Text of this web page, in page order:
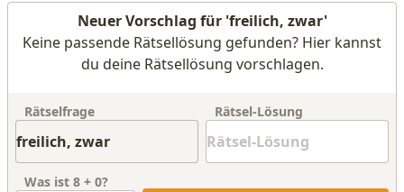
Neuer Vorschlag für 'freilich, zwar'
Keine passende Rätsellösung gefunden? Hier kannst
du deine Rätsellösung vorschlagen.
Rätselfrage Rätsel-Lösung
Was ist 8 + 0?